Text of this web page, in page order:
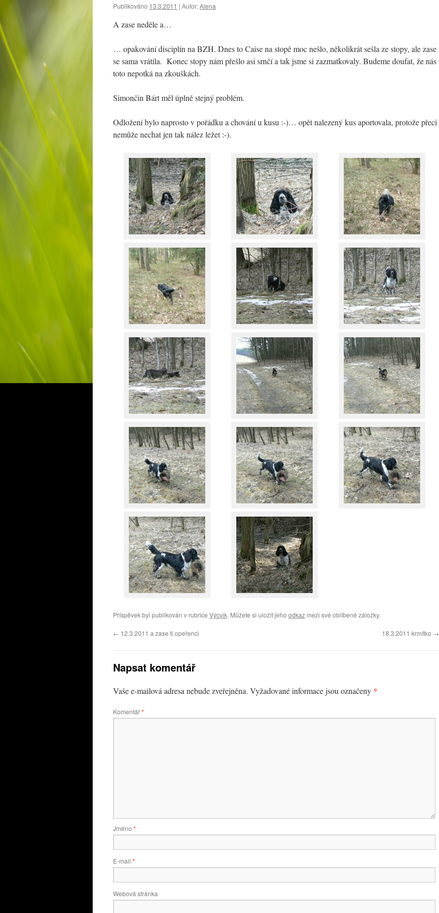
Publikováno 13.3.2011 | Autor:Alena
A zase neděle a…
… opakování disciplín na BZH. Dnes to Caise na stopě moc nešlo, několikrát sešla ze stopy, ale zase
se sama vrátila. Konec stopy nám přešlo asi srnčí a tak jsme si zazmatkovaly. Budeme doufat, že nás
toto nepotká na zkouškách.
Simončin Bárt měl úplně stejný problém.
Odložení bylo naprosto v pořádku a chování u kusu :-)… opět nalezený kus aportovala, protože přeci
nemůže nechat jen tak nález ležet :-).
Příspěvek byl publikován v rubrice Výcvik. Můžete si uložit jeho odkaz mezi své oblíbené záložky.
← 12.3.2011 a zase ti opeřenci 18.3.2011 krmítko →
Napsat komentář
Vaše e-mailová adresa nebude zveřejněna. Vyžadované informace jsou označeny *
Komentář*
Jméno *
E-mail *
Webová stránka